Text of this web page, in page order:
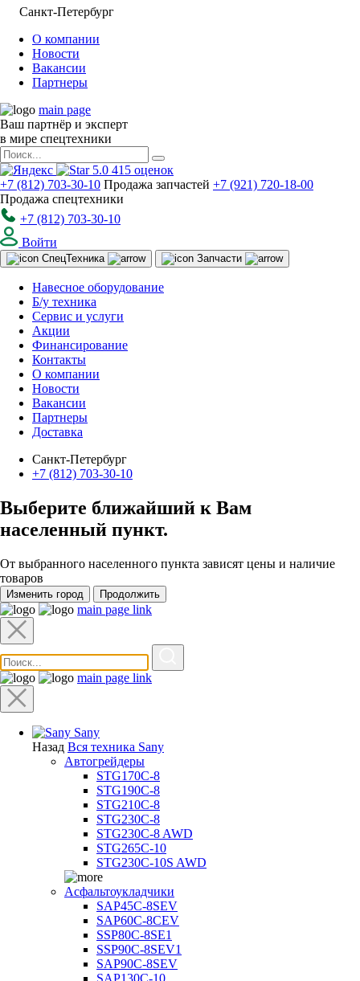
Санкт-Петербург
О компании
Новости
Вакансии
Партнеры
main page
Ваш партнёр и эксперт
в мире спецтехники
5.0 415 оценок
+7 (812) 703-30-10 Продажа запчастей +7 (921) 720-18-00
Продажа спецтехники
+7 (812) 703-30-10
Войти
СпецТехника Запчасти
Навесное оборудование
Б/у техника
Сервис и услуги
Акции
Финансирование
Контакты
О компании
Новости
Вакансии
Партнеры
Доставка
Санкт-Петербург
+7 (812) 703-30-10
Выберите ближайший к Вам
населенный пункт.
От выбранного населенного пункта зависят цены и наличие
товаров
Изменить город Продолжить
main page link
main page link
Sany
Назад Вся техника Sany
Автогрейдеры
STG170C-8
STG190C-8
STG210C-8
STG230C-8
STG230C-8 AWD
STG265C-10
STG230C-10S AWD
Асфальтоукладчики
SAP45С-8SEV
SAP60C-8CEV
SSP80C-8SE1
SSP90C-8SEV1
SAP90C-8SEV
SAP130C-10